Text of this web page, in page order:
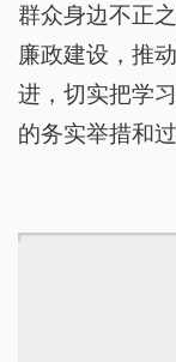
群众身边不正
廉政建设，推
进，切实把学
的务实举措和过